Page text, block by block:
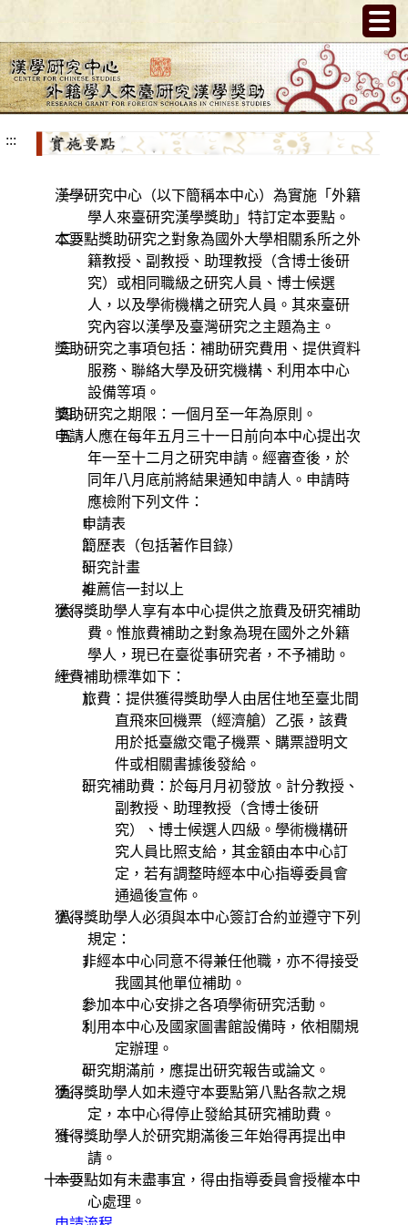
主
要
內
:::
一、
漢學研究中心（以下簡稱本中心）為實施「外籍
學人來臺研究漢學獎助」特訂定本要點。
二、
本要點獎助研究之對象為國外大學相關系所之外
籍教授、副教授、助理教授（含博士後研
究）或相同職級之研究人員、博士候選
人，以及學術機構之研究人員。其來臺研
究內容以漢學及臺灣研究之主題為主。
三、
獎助研究之事項包括：補助研究費用、提供資料
服務、聯絡大學及研究機構、利用本中心
設備等項。
四、
獎助研究之期限：一個月至一年為原則。
五、
申請人應在每年五月三十一日前向本中心提出次
年一至十二月之研究申請。經審查後，於
同年八月底前將結果通知申請人。申請時
應檢附下列文件：
申請表
簡歷表（包括著作目錄）
研究計畫
推薦信一封以上
六、
獲得獎助學人享有本中心提供之旅費及研究補助
費。惟旅費補助之對象為現在國外之外籍
學人，現已在臺從事研究者，不予補助。
七、
經費補助標準如下：
旅費：提供獲得獎助學人由居住地至臺北間
直飛來回機票（經濟艙）乙張，該費
用於抵臺繳交電子機票、購票證明文
件或相關書據後發給。
研究補助費：於每月月初發放。計分教授、
副教授、助理教授（含博士後研
究）、博士候選人四級。學術機構研
究人員比照支給，其金額由本中心訂
定，若有調整時經本中心指導委員會
通過後宣佈。
八、
獲得獎助學人必須與本中心簽訂合約並遵守下列
規定：
非經本中心同意不得兼任他職，亦不得接受
我國其他單位補助。
參加本中心安排之各項學術研究活動。
利用本中心及國家圖書館設備時，依相關規
定辦理。
研究期滿前，應提出研究報告或論文。
九、
獲得獎助學人如未遵守本要點第八點各款之規
定，本中心得停止發給其研究補助費。
十、
獲得獎助學人於研究期滿後三年始得再提出申
請。
十一、
本要點如有未盡事宜，得由指導委員會授權本中
心處理。